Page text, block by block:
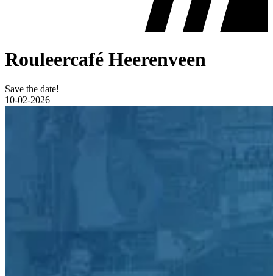
Rouleercafé Heerenveen
Save the date!
10-02-2026